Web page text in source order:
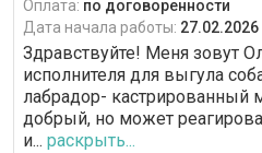
Оплата: по договоренности
Дата начала работы: 27.02.2026
Здравствуйте! Меня зовут
исполнителя для выгула
лабрадор- кастрированный
добрый, но может
и... раскрыть...